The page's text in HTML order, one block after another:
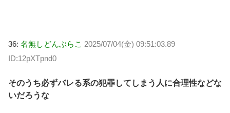
36: 名無しどんぶらこ 2025/07/04(金) 09:51:03.89
ID:12pXTpnd0
そのうち必ずバレる系の犯罪してしまう人に合理性などな
いだろうな